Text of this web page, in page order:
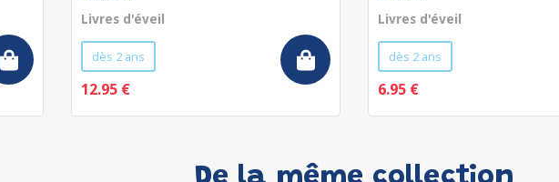
Livres d'éveil
dès 2 ans
12.95 €
Livres d'éveil
dès 2 ans
6.95 €